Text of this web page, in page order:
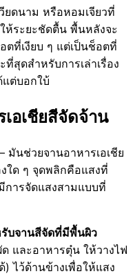
ยดนาม หรือหอมเจียวที่
ห้ระยะชัดตื้น พื้นหลังจะ
ตที่เงียบ ๆ แต่เป็นช็อตที่
สุดสำหรับการเล่าเรื่อง
แต่บอกใบ้
อเชียสีจัดจ้าน
มันช่วยจานอาหารเอเชีย
ใด ๆ จุดพลิกคือแสงที่
ารจัดแสงสามแบบที่
บจานสีจัดที่มีพื้นผิว
และอาหารตุ๋น ให้วางไฟ
ไว้ด้านข้างเพื่อให้แสง